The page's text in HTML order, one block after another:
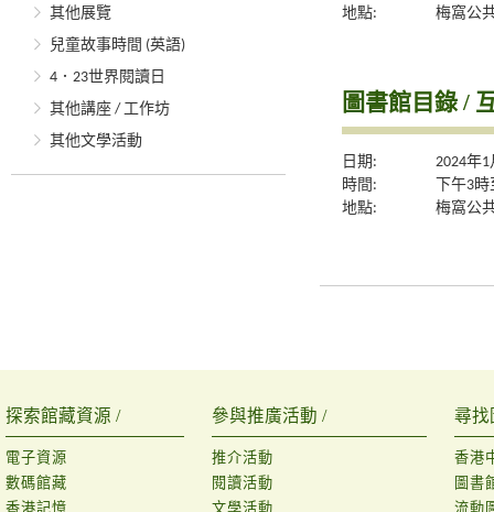
其他展覽
兒童故事時間 (英語)
4．23世界閱讀日
其他講座 / 工作坊
其他文學活動
地點:
梅窩公
圖書館目錄 /
日期:
2024年
時間:
下午3
地點:
梅窩公
探索館藏資源 /
電子資源
數碼館藏
參與推廣活動 /
推介活動
閱讀活動
尋找
香港
圖書